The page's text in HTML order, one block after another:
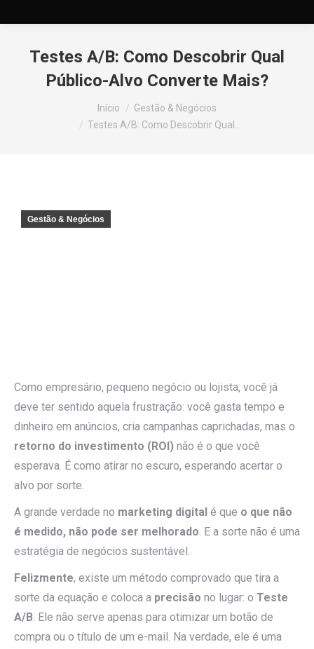
Testes A/B: Como Descobrir Qual
Público-Alvo Converte Mais?
Início
Gestão & Negócios
Testes A/B: Como Descobrir Qual…
Gestão & Negócios
Como empresário, pequeno negócio ou lojista, você já
deve ter sentido aquela frustração: você gasta tempo e
dinheiro em anúncios, cria campanhas caprichadas, mas o
retorno do investimento (ROI) não é o que você
esperava. É como atirar no escuro, esperando acertar o
alvo por sorte.
A grande verdade no marketing digital é que o que não
é medido, não pode ser melhorado. E a sorte não é uma
estratégia de negócios sustentável.
Felizmente, existe um método comprovado que tira a
sorte da equação e coloca a precisão no lugar: o Teste
A/B. Ele não serve apenas para otimizar um botão de
compra ou o título de um e-mail. Na verdade, ele é uma